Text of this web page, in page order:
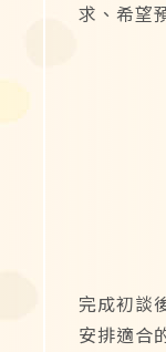
求、希望
完成初談
安排適合